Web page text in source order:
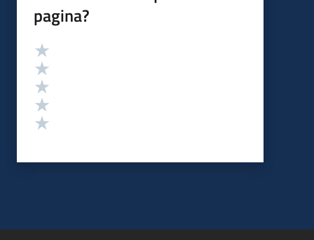
pagina?
Valutazione